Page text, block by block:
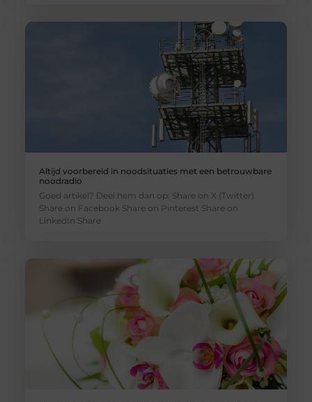
Altijd voorbereid in noodsituaties met een betrouwbare
noodradio
Goed artikel? Deel hem dan op: Share on X (Twitter)
Share on Facebook Share on Pinterest Share on
LinkedIn Share